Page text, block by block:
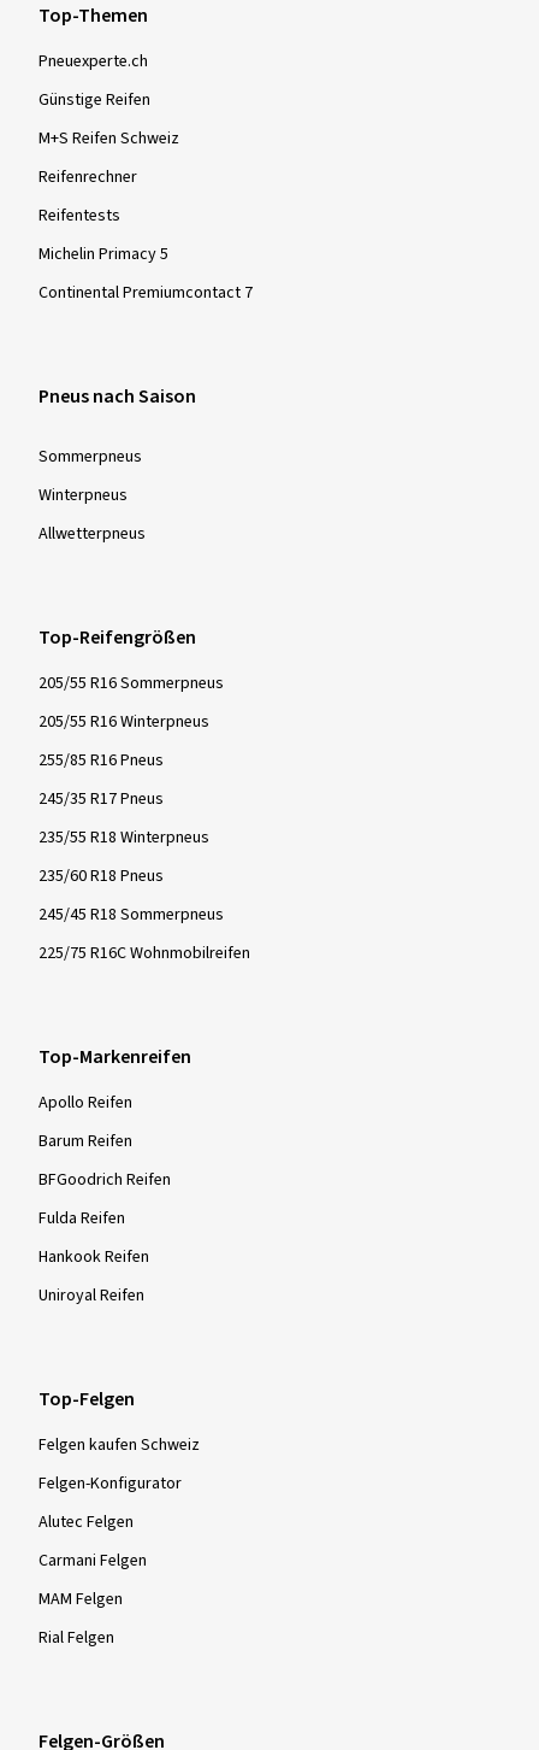
Top-Themen
Pneuexperte.ch
Günstige Reifen
M+S Reifen Schweiz
Reifenrechner
Reifentests
Michelin Primacy 5
Continental Premiumcontact 7
Pneus nach Saison
Sommer­pneus
Winter­pneus
Allwetter­pneus
Top-Reifengrößen
205/55 R16 Sommerpneus
205/55 R16 Winterpneus
255/85 R16 Pneus
245/35 R17 Pneus
235/55 R18 Winterpneus
235/60 R18 Pneus
245/45 R18 Sommerpneus
225/75 R16C Wohnmobilreifen
Top-Markenreifen
Apollo Reifen
Barum Reifen
BFGoodrich Reifen
Fulda Reifen
Hankook Reifen
Uniroyal Reifen
Top-Felgen
Felgen kaufen Schweiz
Felgen-Konfigurator
Alutec Felgen
Carmani Felgen
MAM Felgen
Rial Felgen
Felgen-Größen